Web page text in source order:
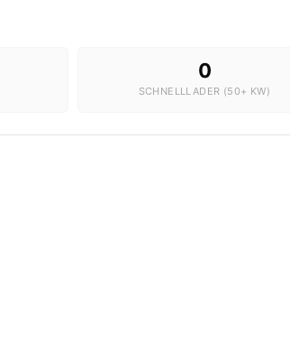
0
SCHNELLLADER (50+ KW)